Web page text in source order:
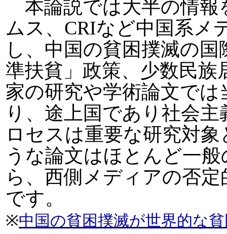
本論説では大半の情報
ムス、CRIなど中国系メ
し、中国の貧困撲滅の
準扶貧」政策、少数民
家の研究や学術論文で
り、途上国であり社会
ロセスは重要な研究対
うな論文はほとんど一
ら、西側メディアの否
です。
※中国の貧困撲滅が世界的な